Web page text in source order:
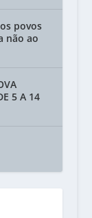
povos
não ao
5 A 14